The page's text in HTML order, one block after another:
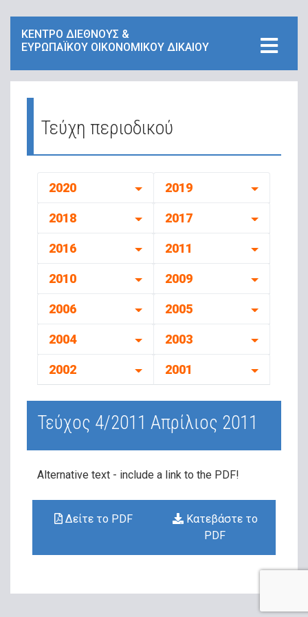
ΚΕΝΤΡΟ ΔΙΕΘΝΟΥΣ &
ΕΥΡΩΠΑΪΚΟΥ ΟΙΚΟΝΟΜΙΚΟΥ ΔΙΚΑΙΟΥ
Τεύχη περιοδικού
2020 2019
2018 2017
2016 2011
2010 2009
2006 2005
2004 2003
2002 2001
Τεύχος 4/2011 Απρίλιος 2011
Alternative text - include a link to the PDF!
Δείτε το PDF
Κατεβάστε το
PDF